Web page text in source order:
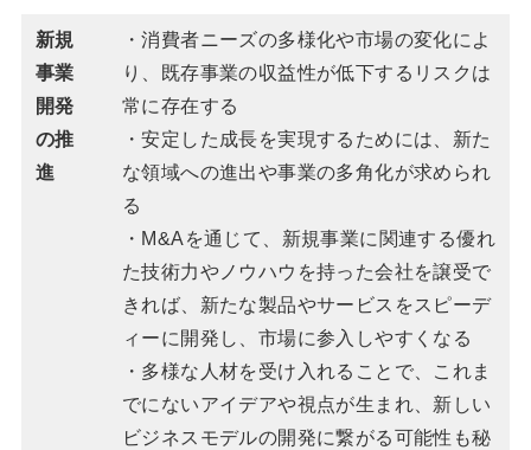
新規
事業
開発
の推
進
・消費者ニーズの多様化や市場の変化によ
り、既存事業の収益性が低下するリスクは
常に存在する
・安定した成長を実現するためには、新た
な領域への進出や事業の多角化が求められ
る
・M&Aを通じて、新規事業に関連する優れ
た技術力やノウハウを持った会社を譲受で
きれば、新たな製品やサービスをスピーデ
ィーに開発し、市場に参入しやすくなる
・多様な人材を受け入れることで、これま
でにないアイデアや視点が生まれ、新しい
ビジネスモデルの開発に繋がる可能性も秘